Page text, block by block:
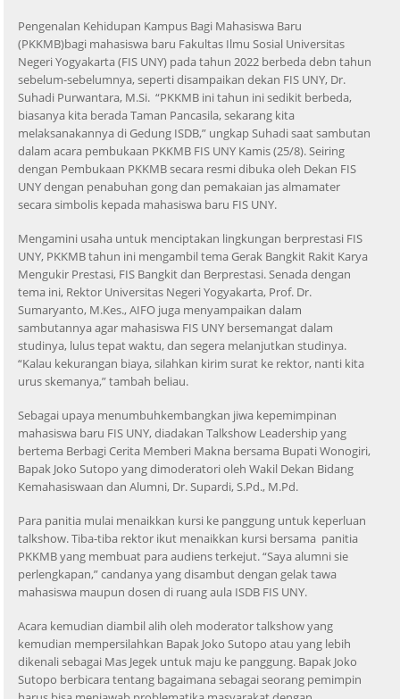
Pengenalan Kehidupan Kampus Bagi Mahasiswa Baru
(PKKMB)bagi mahasiswa baru Fakultas Ilmu Sosial Universitas
Negeri Yogyakarta (FIS UNY) pada tahun 2022 berbeda debn tahun
sebelum-sebelumnya, seperti disampaikan dekan FIS UNY, Dr.
Suhadi Purwantara, M.Si. “PKKMB ini tahun ini sedikit berbeda,
biasanya kita berada Taman Pancasila, sekarang kita
melaksanakannya di Gedung ISDB,” ungkap Suhadi saat sambutan
dalam acara pembukaan PKKMB FIS UNY Kamis (25/8). Seiring
dengan Pembukaan PKKMB secara resmi dibuka oleh Dekan FIS
UNY dengan penabuhan gong dan pemakaian jas almamater
secara simbolis kepada mahasiswa baru FIS UNY.
Mengamini usaha untuk menciptakan lingkungan berprestasi FIS
UNY, PKKMB tahun ini mengambil tema Gerak Bangkit Rakit Karya
Mengukir Prestasi, FIS Bangkit dan Berprestasi. Senada dengan
tema ini, Rektor Universitas Negeri Yogyakarta, Prof. Dr.
Sumaryanto, M.Kes., AIFO juga menyampaikan dalam
sambutannya agar mahasiswa FIS UNY bersemangat dalam
studinya, lulus tepat waktu, dan segera melanjutkan studinya.
“Kalau kekurangan biaya, silahkan kirim surat ke rektor, nanti kita
urus skemanya,” tambah beliau.
Sebagai upaya menumbuhkembangkan jiwa kepemimpinan
mahasiswa baru FIS UNY, diadakan Talkshow Leadership yang
bertema Berbagi Cerita Memberi Makna bersama Bupati Wonogiri,
Bapak Joko Sutopo yang dimoderatori oleh Wakil Dekan Bidang
Kemahasiswaan dan Alumni, Dr. Supardi, S.Pd., M.Pd.
Para panitia mulai menaikkan kursi ke panggung untuk keperluan
talkshow. Tiba-tiba rektor ikut menaikkan kursi bersama panitia
PKKMB yang membuat para audiens terkejut. “Saya alumni sie
perlengkapan,” candanya yang disambut dengan gelak tawa
mahasiswa maupun dosen di ruang aula ISDB FIS UNY.
Acara kemudian diambil alih oleh moderator talkshow yang
kemudian mempersilahkan Bapak Joko Sutopo atau yang lebih
dikenali sebagai Mas Jegek untuk maju ke panggung. Bapak Joko
Sutopo berbicara tentang bagaimana sebagai seorang pemimpin